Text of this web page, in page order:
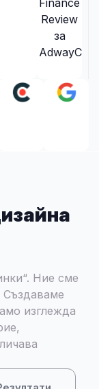
Ние сме
Създаваме
изглежда